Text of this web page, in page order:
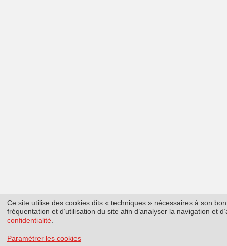
Ce site utilise des cookies dits « techniques » nécessaires à son
fréquentation et d’utilisation du site afin d’analyser la navigation et
confidentialité
Paramétrer les cookies